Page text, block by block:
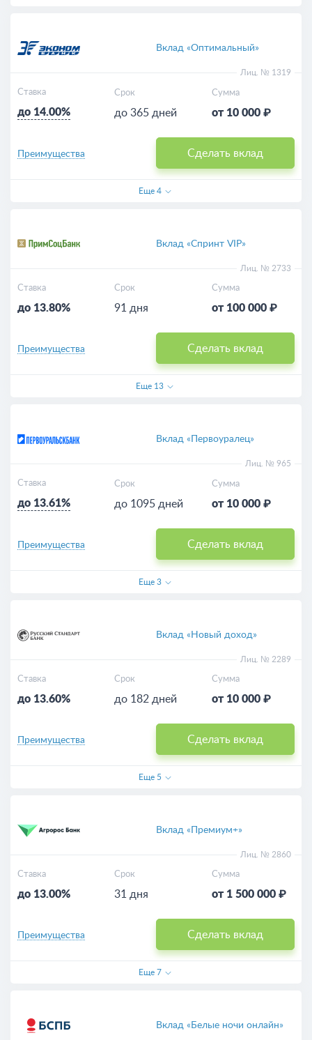
Вклад «Оптимальный»
Лиц. № 1319
Ставка
до 14.00%
Срок
до 365 дней
Сумма
от 10 000 ₽
Сделать вклад
Преимущества
Еще 4
Вклад «Спринт VIP»
Лиц. № 2733
Ставка
до 13.80%
Срок
91 дня
Сумма
от 100 000 ₽
Сделать вклад
Преимущества
Еще 13
Вклад «Первоуралец»
Лиц. № 965
Ставка
до 13.61%
Срок
до 1095 дней
Сумма
от 10 000 ₽
Сделать вклад
Преимущества
Еще 3
Вклад «Новый доход»
Лиц. № 2289
Ставка
до 13.60%
Срок
до 182 дней
Сумма
от 10 000 ₽
Сделать вклад
Преимущества
Еще 5
Вклад «Премиум+»
Лиц. № 2860
Ставка
до 13.00%
Срок
31 дня
Сумма
от 1 500 000 ₽
Сделать вклад
Преимущества
Еще 7
Вклад «Белые ночи онлайн»